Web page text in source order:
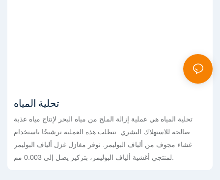
تحلية المياه
تحلية المياه هي عملية إزالة الملح من مياه البحر لإنتاج مياه عذبة
صالحة للاستهلاك البشري. تتطلب هذه العملية ترشيحًا باستخدام
غشاء مجوف من ألياف البوليمر. نوفر مغازل غزل ألياف البوليمر